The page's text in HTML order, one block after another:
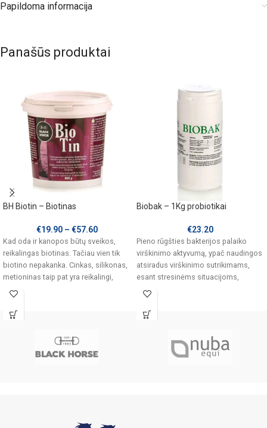
Papildoma informacija
Panašūs produktai
BH Biotin – Biotinas
€19.90 – €57.60
Kad oda ir kanopos būtų sveikos,
reikalingas biotinas. Tačiau vien tik
biotino nepakanka. Cinkas, silikonas,
metioninas taip pat yra reikalingi,
Biobak – 1Kg probiotikai
€23.20
Pieno rūgšties bakterijos palaiko
virškinimo aktyvumą, ypač naudingos
atsiradus virškinimo sutrikimams,
esant stresinėms situacijoms,
varžybų, treniruočių metu ar